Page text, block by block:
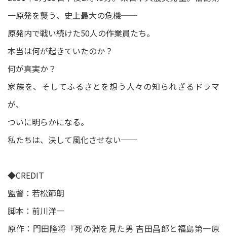
一原発を襲う、史上最大の危機──
原発内で戦い続けた50人の作業員たち。
本当は何が起きていたのか？
何が真実か？
家族を、そしてふるさとを想う人々の知られざるドラマ
が、
ついに明らかになる。
私たちは、決して風化させない──
◆CREDIT
監督：若松節朗
脚本：前川洋一
原作：門田隆将『死の淵を見た男 吉田昌郎と福島第一原